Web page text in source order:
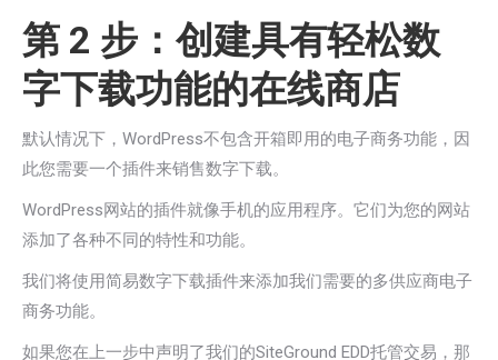
第 2 步：创建具有轻松数
字下载功能的在线商店
默认情况下，WordPress不包含开箱即用的电子商务功能，因
此您需要一个插件来销售数字下载。
WordPress网站的插件就像手机的应用程序。它们为您的网站
添加了各种不同的特性和功能。
我们将使用简易数字下载插件来添加我们需要的多供应商电子
商务功能。
如果您在上一步中声明了我们的SiteGround EDD托管交易，那